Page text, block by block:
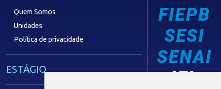
Quem Somos
Unidades
Política de privacidade
ESTÁGIO
FIEPB
SESI
SENAI
IEL